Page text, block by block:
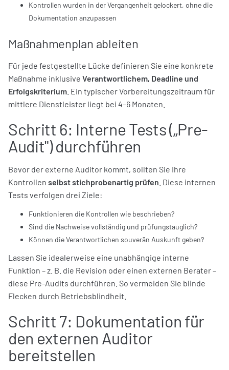
Kontrollen wurden in der Vergangenheit gelockert, ohne die
Dokumentation anzupassen
Maßnahmenplan ableiten
Für jede festgestellte Lücke definieren Sie eine konkrete
Maßnahme inklusive Verantwortlichem, Deadline und
Erfolgskriterium . Ein typischer Vorbereitungszeitraum für
mittlere Dienstleister liegt bei 4–6 Monaten.
Schritt 6: Interne Tests („Pre-
Audit") durchführen
Bevor der externe Auditor kommt, sollten Sie Ihre
Kontrollen selbst stichprobenartig prüfen . Diese internen
Tests verfolgen drei Ziele:
Funktionieren die Kontrollen wie beschrieben?
Sind die Nachweise vollständig und prüfungstauglich?
Können die Verantwortlichen souverän Auskunft geben?
Lassen Sie idealerweise eine unabhängige interne
Funktion – z. B. die Revision oder einen externen Berater –
diese Pre-Audits durchführen. So vermeiden Sie blinde
Flecken durch Betriebsblindheit.
Schritt 7: Dokumentation für
den externen Auditor
bereitstellen